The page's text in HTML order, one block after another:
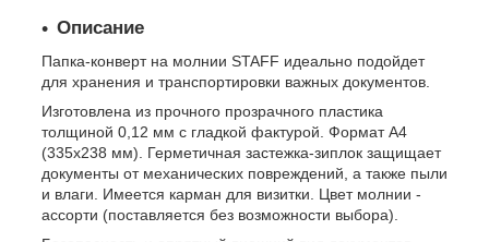
Описание
Папка-конверт на молнии STAFF идеально подойдет
для хранения и транспортировки важных документов.
Изготовлена из прочного прозрачного пластика
толщиной 0,12 мм с гладкой фактурой. Формат А4
(335х238 мм). Герметичная застежка-зиплок защищает
документы от механических повреждений, а также пыли
и влаги. Имеется карман для визитки. Цвет молнии -
ассорти (поставляется без возможности выбора).